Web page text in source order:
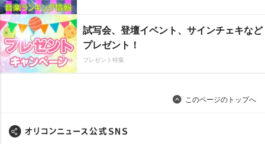
試写会、登壇イベント、サインチェキなど
プレゼント！
プレゼント特集
このページのトップへ